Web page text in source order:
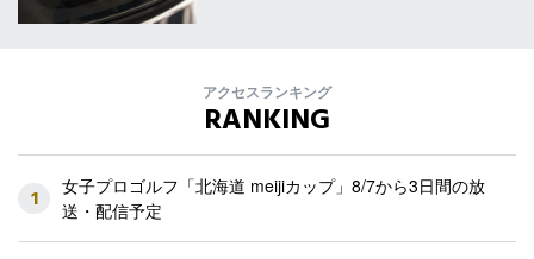
アクセスランキング
RANKING
1
女子プロゴルフ「北海道 meijiカップ」8/7から3日間の放
送・配信予定